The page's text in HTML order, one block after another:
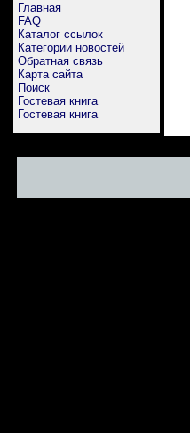
Главная
FAQ
Каталог ссылок
Категории новостей
Обратная связь
Карта сайта
Поиск
Гостевая книга
Гостевая книга